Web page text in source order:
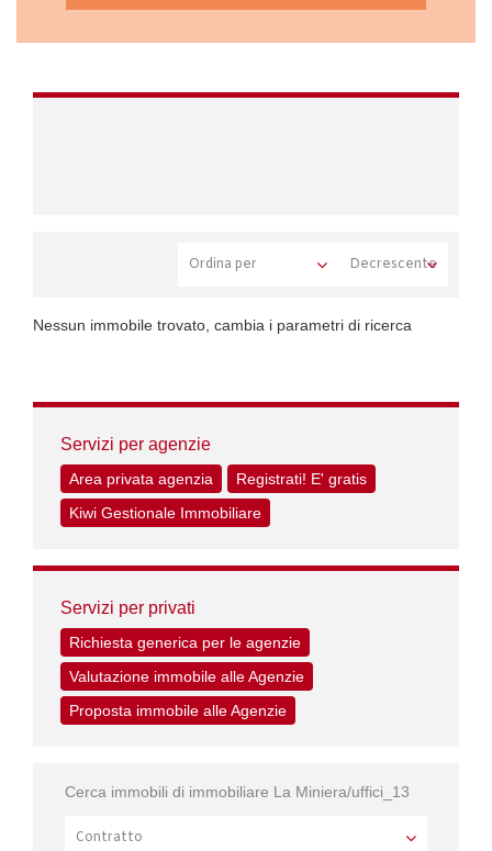
Nessun immobile trovato, cambia i parametri di ricerca
Servizi per agenzie
Area privata agenzia
Registrati! E' gratis
Kiwi Gestionale Immobiliare
Servizi per privati
Richiesta generica per le agenzie
Valutazione immobile alle Agenzie
Proposta immobile alle Agenzie
Cerca immobili di immobiliare La Miniera/uffici_13